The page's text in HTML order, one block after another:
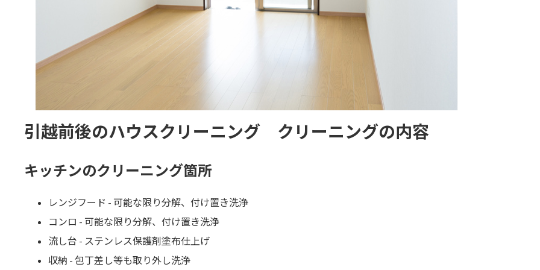
引越前後のハウスクリーニング クリーニングの内容
キッチンのクリーニング箇所
レンジフード - 可能な限り分解、付け置き洗浄
コンロ - 可能な限り分解、付け置き洗浄
流し台 - ステンレス保護剤塗布仕上げ
収納 - 包丁差し等も取り外し洗浄